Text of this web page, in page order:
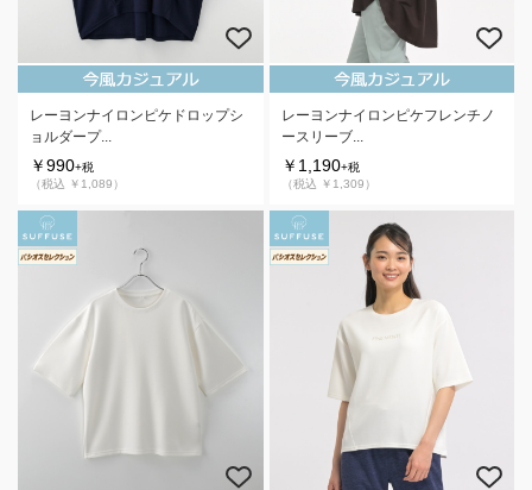
レーヨンナイロンピケドロップシ
ョルダープ...
￥990+税
（税込 ￥1,089）
レーヨンナイロンピケフレンチノ
ースリーブ...
￥1,190+税
（税込 ￥1,309）